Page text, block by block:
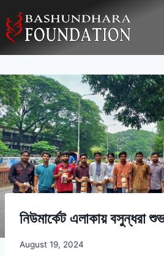
নিউমার্কেট এলাকায় বসুন্ধরা
August 19, 2024